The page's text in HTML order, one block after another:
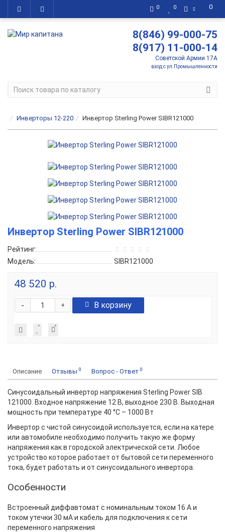
0
0 0
8(846) 99-000-75
8(917) 11-000-14
Советской Армии 17А
вход с ул.Промышленности
Инверторы 12-220 Инвертор Sterling Power SIBR121000
Инвертор Sterling Power SIBR121000
Рейтинг:
Модель:
SIBR121000
48 520 р.
+
- В корзину
Описание Отзывы 0 Вопрос - Ответ 0
Синусоидальный инвертор напряжения Sterling Power SIB
121000. Входное напряжение 12 В, выходное 230 В. Выходная
мощность при температуре 40 °С – 1000 Вт
Инвертор с чистой синусоидой используется, если на катере
или автомобиле необходимо получить такую же форму
напряжения как в городской электрической сети. Любое
устройство которое работает от бытовой сети переменного
тока, будет работать и от синусоидального инвертора.
Особенности
Встроенный диффавтомат с номинальным током 16 А и
током утечки 30 мА и кабель для подключения к сети
переменного напряжения